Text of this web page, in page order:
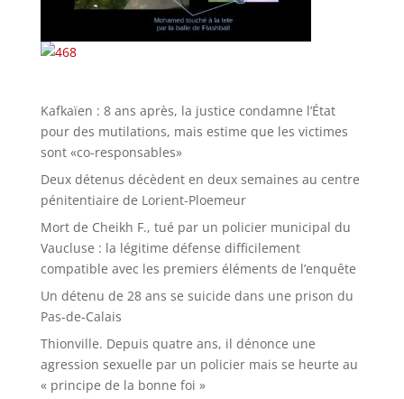
Kafkaïen : 8 ans après, la justice condamne l’État
pour des mutilations, mais estime que les victimes
sont «co-responsables»
Deux détenus décèdent en deux semaines au centre
pénitentiaire de Lorient-Ploemeur
Mort de Cheikh F., tué par un policier municipal du
Vaucluse : la légitime défense difficilement
compatible avec les premiers éléments de l’enquête
Un détenu de 28 ans se suicide dans une prison du
Pas-de-Calais
Thionville. Depuis quatre ans, il dénonce une
agression sexuelle par un policier mais se heurte au
« principe de la bonne foi »